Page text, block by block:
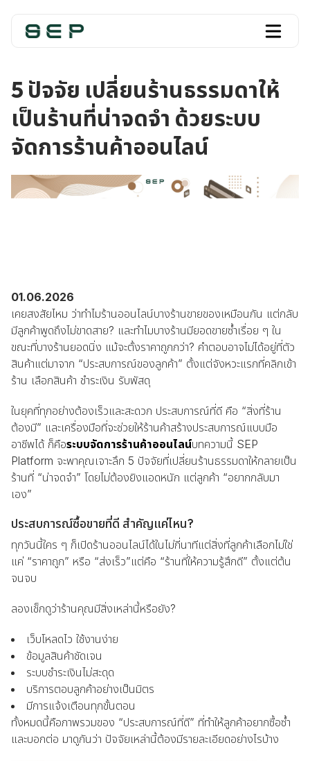
5 ปัจจัย เปลี่ยนร้านธรรมดาให้
เป็นร้านที่น่าจดจำ ด้วยระบบ
จัดการร้านค้าออนไลน์
01.06.2026
เคยสงสัยไหม ว่าทำไมร้านออนไลน์บางร้านขายของเหมือนกัน แต่กลับ
มีลูกค้าพูดถึงไม่ขาดสาย? และทำไมบางร้านมียอดขายซ้ำเรื่อย ๆ ใน
ขณะที่บางร้านยอดนิ่ง แม้จะตั้งราคาถูกกว่า? คำตอบอาจไม่ได้อยู่ที่ตัว
สินค้าแต่มาจาก “ประสบการณ์ของลูกค้า” ตั้งแต่จังหวะแรกที่คลิกเข้า
ร้าน เลือกสินค้า ชำระเงิน รับพัสดุ
ในยุคที่ทุกอย่างต้องเร็วและสะดวก ประสบการณ์ที่ดี คือ “สิ่งที่ร้าน
ต้องมี” และเครื่องมือที่จะช่วยให้ร้านค้าสร้างประสบการณ์แบบมือ
อาชีพได้ ก็คือระบบจัดการร้านค้าออนไลน์บทความนี้ SEP
Platform จะพาคุณเจาะลึก 5 ปัจจัยที่เปลี่ยนร้านธรรมดาให้กลายเป็น
ร้านที่ “น่าจดจำ” โดยไม่ต้องยิงแอดหนัก แต่ลูกค้า “อยากกลับมา
เอง”
ประสบการณ์ซื้อขายที่ดี สำคัญแค่ไหน?
ทุกวันนี้ใคร ๆ ก็เปิดร้านออนไลน์ได้ในไม่กี่นาทีแต่สิ่งที่ลูกค้าเลือกไม่ใช่
แค่ “ราคาถูก” หรือ “ส่งเร็ว”แต่คือ “ร้านที่ให้ความรู้สึกดี” ตั้งแต่ต้น
จนจบ
ลองเช็กดูว่าร้านคุณมีสิ่งเหล่านี้หรือยัง?
เว็บโหลดไว ใช้งานง่าย
ข้อมูลสินค้าชัดเจน
ระบบชำระเงินไม่สะดุด
บริการตอบลูกค้าอย่างเป็นมิตร
มีการแจ้งเตือนทุกขั้นตอน
ทั้งหมดนี้คือภาพรวมของ “ประสบการณ์ที่ดี” ที่ทำให้ลูกค้าอยากซื้อซ้ำ
และบอกต่อ มาดูกันว่า ปัจจัยเหล่านี้ต้องมีรายละเอียดอย่างไรบ้าง